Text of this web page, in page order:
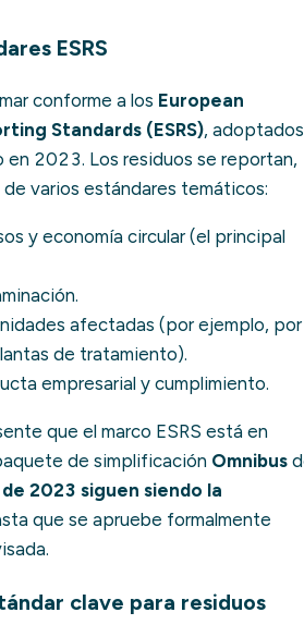
ESRS
conforme a los European
Standards (ESRS), adoptados
2023. Los residuos se reportan,
varios estándares temáticos:
y economía circular (el principal
afectadas (por ejemplo, por
de tratamiento).
empresarial y cumplimiento.
que el marco ESRS está en
de simplificación Omnibus
de 2023 siguen siendo la
que se apruebe formalmente
clave para residuos